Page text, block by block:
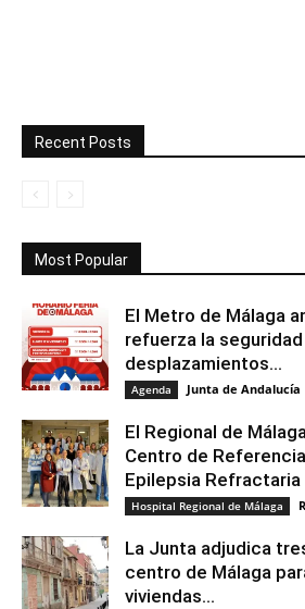
Recent Posts
Most Popular
El Metro de Málaga
refuerza la
desplazamientos...
Agenda Junta de Andalucía
El Regional de
Centro de
Epilepsia Refractaria
Hospital Regional de Málaga
La Junta adjudica
centro de Málaga
viviendas...